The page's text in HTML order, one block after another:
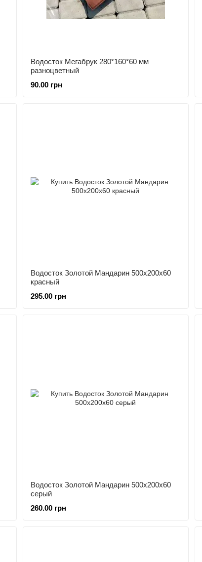
Водосток Мегабрук 280*160*60 мм
разноцветный
90.00 грн
Водосток Золотой Мандарин 500х200х60
красный
295.00 грн
Водосток Золотой Мандарин 500х200х60
серый
260.00 грн